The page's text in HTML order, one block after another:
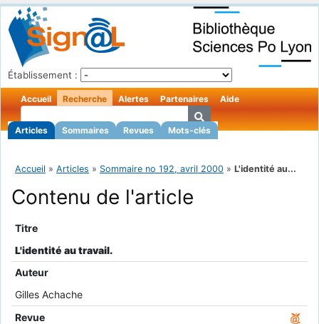
Établissement :
Accueil Recherche
Articles Sommaires Revues Mots-clés
Alertes Partenaires Aide
Accueil » Articles » Sommaire no 192, avril 2000 » L'identité au...
Contenu de l'article
Titre
L'identité au travail.
Auteur
Gilles Achache
Revue